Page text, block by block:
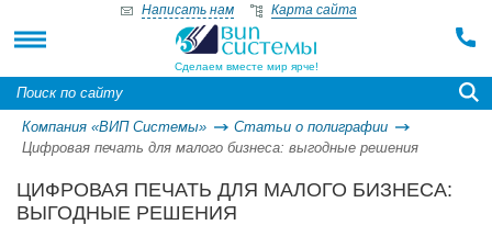
Сделаем вместе мир ярче!
Написать нам Карта сайта
Компания «ВИП Системы»
Статьи о полиграфии
Цифровая печать для малого бизнеса: выгодные решения
ЦИФРОВАЯ ПЕЧАТЬ ДЛЯ МАЛОГО БИЗНЕСА:
ВЫГОДНЫЕ РЕШЕНИЯ